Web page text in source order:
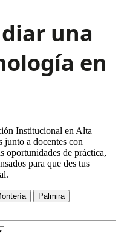
una
en
Institucional en Alta
a docentes con
oportunidades de práctica,
para que des tus
Palmira